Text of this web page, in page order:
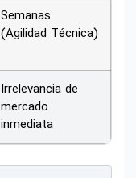
Semanas
(Agilidad Técnica)
Irrelevancia de
mercado
inmediata